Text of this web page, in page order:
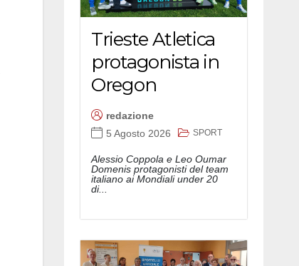
Trieste Atletica
protagonista in
Oregon
redazione
5 Agosto 2026
SPORT
Alessio Coppola e Leo Oumar
Domenis protagonisti del team
italiano ai Mondiali under 20
di...